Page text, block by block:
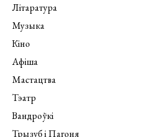
Літаратура
Музыка
Кіно
Афіша
Мастацтва
Тэатр
Вандроўкі
Трызуб і Пагоня